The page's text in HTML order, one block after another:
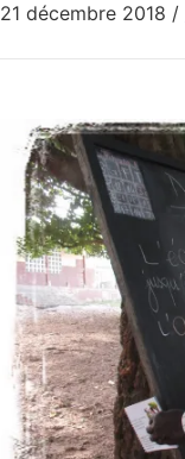
21 décembre 2018 /